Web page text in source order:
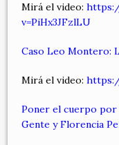
Mirá el video:
v=PiHx3JFzlLU
Caso Leo Montero:
Mirá el video:
Poner el cuerpo por
Gente y Florencia